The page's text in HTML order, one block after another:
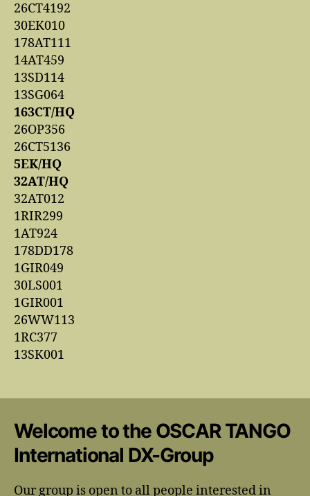
26CT4192
30EK010
178AT111
14AT459
13SD114
13SG064
163CT/HQ
26OP356
26CT5136
5EK/HQ
32AT/HQ
32AT012
1RIR299
1AT924
178DD178
1GIR049
30LS001
1GIR001
26WW113
1RC377
13SK001
Welcome to the OSCAR TANGO
International DX-Group
Our group is open to all people interested in